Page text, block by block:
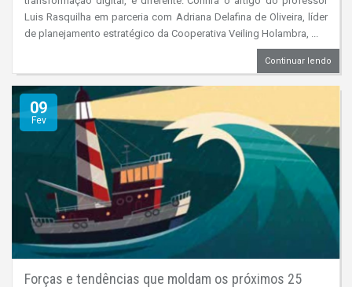
Luis Rasquilha em parceria com Adriana Delafina de Oliveira, líder
de planejamento estratégico da Cooperativa Veiling Holambra, ...
Continuar lendo
09
Fev
Forças e tendências que moldam os próximos 25